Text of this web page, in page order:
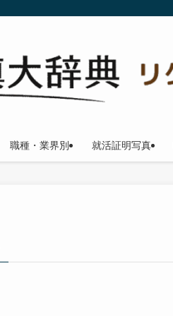
職種・業界別 就活証明写真